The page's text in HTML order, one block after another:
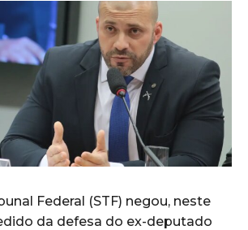
Federal (STF) negou, neste
da defesa do ex-deputado